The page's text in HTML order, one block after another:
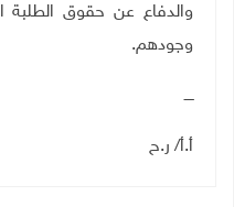
والدفاع عن حقوق
وجودهم.
ــــ
أ.أ/ ر.ح